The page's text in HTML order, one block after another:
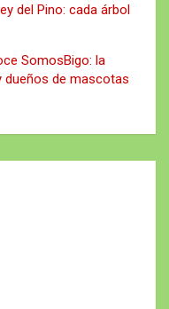
del Pino: cada árbol
SomosBigo: la
dueños de mascotas